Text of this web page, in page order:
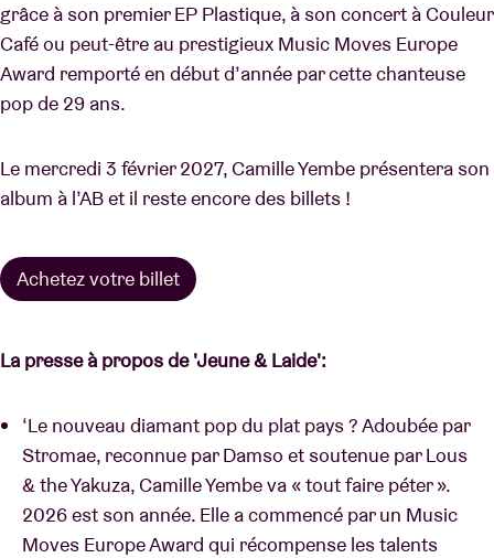
grâce à son premier EP Plastique, à son concert à Couleur
Café ou peut-être au prestigieux Music Moves Europe
Award remporté en début d’année par cette chanteuse
pop de 29 ans.
Le mercredi 3 février 2027, Camille Yembe présentera son
album à l’AB et il reste encore des billets !
Achetez votre billet
La presse à propos de 'Jeune & Laide':
‘Le nouveau diamant pop du plat pays ? Adoubée par
Stromae, reconnue par Damso et soutenue par Lous
& the Yakuza, Camille Yembe va « tout faire péter ».
2026 est son année. Elle a commencé par un Music
Moves Europe Award qui récompense les talents